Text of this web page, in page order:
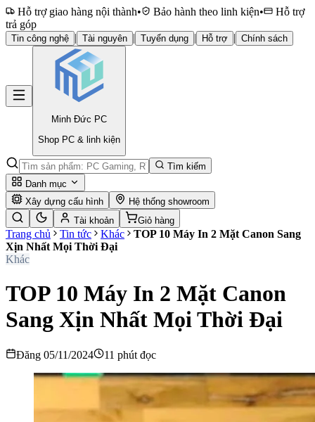
Hỗ trợ giao hàng nội thành• Bảo hành theo linh kiện•
Hỗ trợ
trả góp
Tin công nghệ | Tài nguyên | Tuyển dụng | Hỗ trợ | Chính sách
Minh Đức PC
Shop PC & linh kiện
Tìm kiếm
Danh mục
Xây dựng cấu hình
Hệ thống showroom
Tài khoản
Giỏ hàng
Trang chủ Tin tức Khác
TOP 10 Máy In 2 Mặt Canon Sang
Xịn Nhất Mọi Thời Đại
Khác
TOP 10 Máy In 2 Mặt Canon
Sang Xịn Nhất Mọi Thời Đại
Đăng 05/11/2024 11 phút đọc